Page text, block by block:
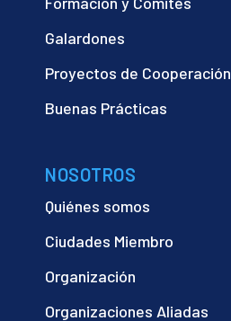
Galardones
Proyectos de Cooperación
Buenas Prácticas
NOSOTROS
Quiénes somos
Ciudades Miembro
Organización
Organizaciones Aliadas